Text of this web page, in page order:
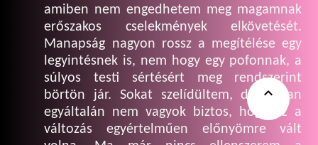

amiben nem engedhetem meg magamnak
erőszakos cselekmények elkövetését.
Manapság nagyon rossz a megítélése egy
legyintésnek is, nem hogy egy pofonnak, a
súlyos testi sértésért meg rendszerint
börtön jár. Sokat szelídültem, de abban
egyáltalán nem vagyok biztos, hogy ez a
változás egyértelműen előnyömre vált